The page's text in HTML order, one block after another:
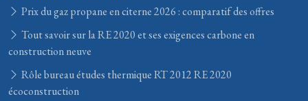
Prix du gaz propane en citerne 2026 : comparatif des offres
Tout savoir sur la RE 2020 et ses exigences carbone en
construction neuve
Rôle bureau études thermique RT 2012 RE 2020
écoconstruction